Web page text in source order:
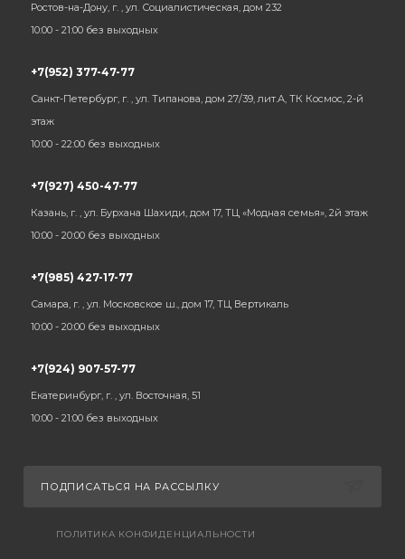
Ростов-на-Дону, г. , ул. Социалистическая, дом 232
10:00 - 21:00 без выходных
+7(952) 377-47-77
Санкт-Петербург, г. , ул. Типанова, дом 27/39, лит.А, ТК Космос, 2-й
этаж
10:00 - 22:00 без выходных
+7(927) 450-47-77
Казань, г. , ул. Бурхана Шахиди, дом 17, ТЦ «Модная семья», 2й этаж
10:00 - 20:00 без выходных
+7(985) 427-17-77
Самара, г. , ул. Московское ш., дом 17, ТЦ Вертикаль
10:00 - 20:00 без выходных
+7(924) 907-57-77
Екатеринбург, г. , ул. Восточная, 51
10:00 - 21:00 без выходных
ПОДПИСАТЬСЯ НА РАССЫЛКУ
ПОЛИТИКА КОНФИДЕНЦИАЛЬНОСТИ